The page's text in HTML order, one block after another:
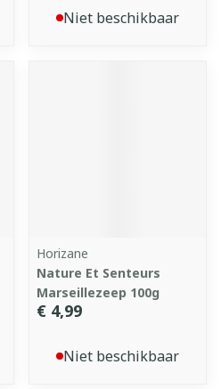
Niet beschikbaar
Horizane
Nature Et Senteurs
Marseillezeep 100g
€ 4,99
Niet beschikbaar